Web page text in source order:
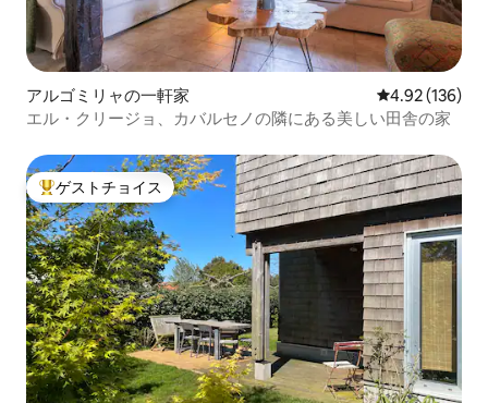
アルゴミリャの一軒家 レビュー136
4.92 (136)
エル・クリージョ、カバルセノの隣にある美しい田舎の家
大好評のゲストチョイスです。
ゲストチョイス